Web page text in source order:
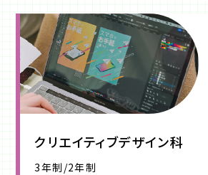
クリエイティブデザイン科
3年制/2年制